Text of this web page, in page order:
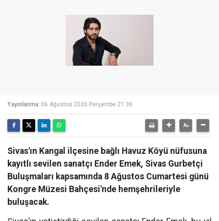
Yayınlanma: 06 Ağustos 2026 Perşembe 21:30
Sivas'ın Kangal ilçesine bağlı Havuz Köyü nüfusuna
kayıtlı sevilen sanatçı Ender Emek, Sivas Gurbetçi
Buluşmaları kapsamında 8 Ağustos Cumartesi günü
Kongre Müzesi Bahçesi'nde hemşehrileriyle
buluşacak.